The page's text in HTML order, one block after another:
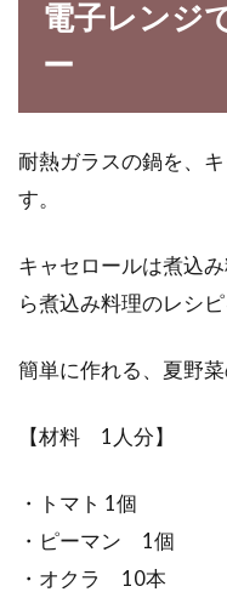
電子レンジ
ー
耐熱ガラスの鍋を、
す。
キャセロールは煮込
ら煮込み料理のレシ
簡単に作れる、夏野菜
【材料 1人分】
・トマト 1個
・ピーマン 1個
・オクラ 10本